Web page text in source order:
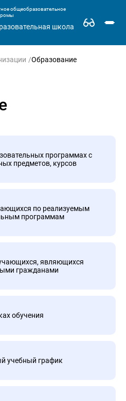
общеобразовательное
школа
Образование
программах с
предметов, курсов
по реализуемым
программам
являющихся
гражданами
обучения
учебный график